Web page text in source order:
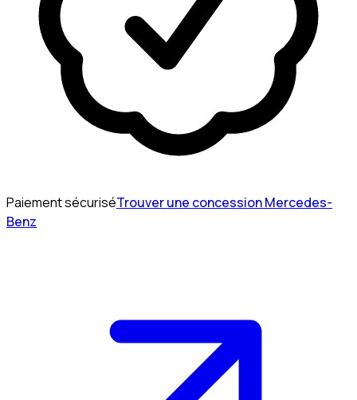
Paiement sécuriséTrouver une concession Mercedes-
Benz